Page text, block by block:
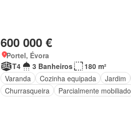
600 000 €
Portel, Évora
T4
3 Banheiros
180 m²
Varanda
Cozinha equipada Jardim
Churrasqueira
Parcialmente mobiliado